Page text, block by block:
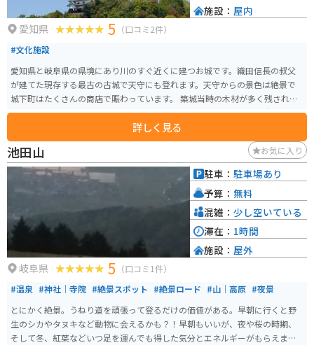
愛知県 5 （口コミ2件）
#文化施設
愛知県と岐阜県の県境にあり川のすぐ近くに建つお城です。織田信長の叔父
が建てた現存する最古の古城で天守にも登れます。天守からの景色は絶景で
城下町はたくさんの商店で賑わっています。 築城当時の木材が多く残されて
います。北方に木曽川が流れており、南方から天守が見えづらい構造になっ
ていますが、城門をくぐり、天守が見えた瞬間感動が得られます。 晴は桜、
夏は新緑、秋は紅葉、冬は雪景色（たまに）が彩鮮やかに見せてくれます。
詳しく見る
施設： 屋内
池田山 お気に入り
岐阜県 5 （口コミ1件）
#温泉 #神社｜寺院 #絶景スポット #絶景ロード #山｜高原 #夜景
とにかく絶景。うねり道を頑張って登るだけの価値がある。早朝に行くと野
生のシカやタヌキなど動物に会えるかも？！早朝もいいが、夜や桜の時期、
そして冬、紅葉などいつ足を運んでも得した気分とエネルギーがもらえま
駐車： 駐車場あり
予算： 無料
混雑： 少し空いている
滞在： 1時間
施設： 屋外